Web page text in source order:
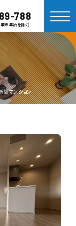
788
末年始を除く)
マンション